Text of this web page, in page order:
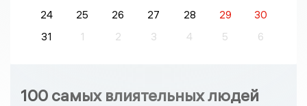
24
25 26 27 28 29
30
31
1 2 3 4 5 6
100 самых влиятельных людей